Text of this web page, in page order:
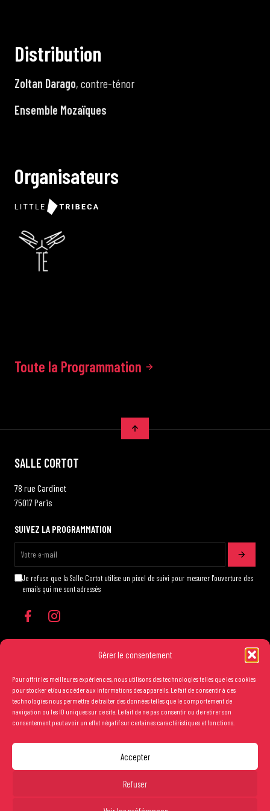
Gérer le consentement
Pour offrir les meilleures expériences, nous utilisons des technologies telles que les cookies
pour stocker et/ou accéder aux informations des appareils. Le fait de consentir à ces
technologies nous permettra de traiter des données telles que le comportement de
navigation ou les ID uniques sur ce site. Le fait de ne pas consentir ou de retirer son
consentement peut avoir un effet négatif sur certaines caractéristiques et fonctions.
Accepter
Refuser
Distribution
Zoltan Darago, contre-ténor
Ensemble Mozaïques
Organisateurs
Toute la Programmation
Catégorie 1 : 35€
Tarif réduit* : 15€
Réserver
SALLE CORTOT
78 rue Cardinet
75017 Paris
SUIVEZ LA PROGRAMMATION
Je refuse que la Salle Cortot utilise un pixel de suivi pour mesurer l'ouverture des
emails qui me sont adressés
Les conditions générales de vente
Mentions légales
Crédits
Copyright Salle Cortot © 2025 - Création studio